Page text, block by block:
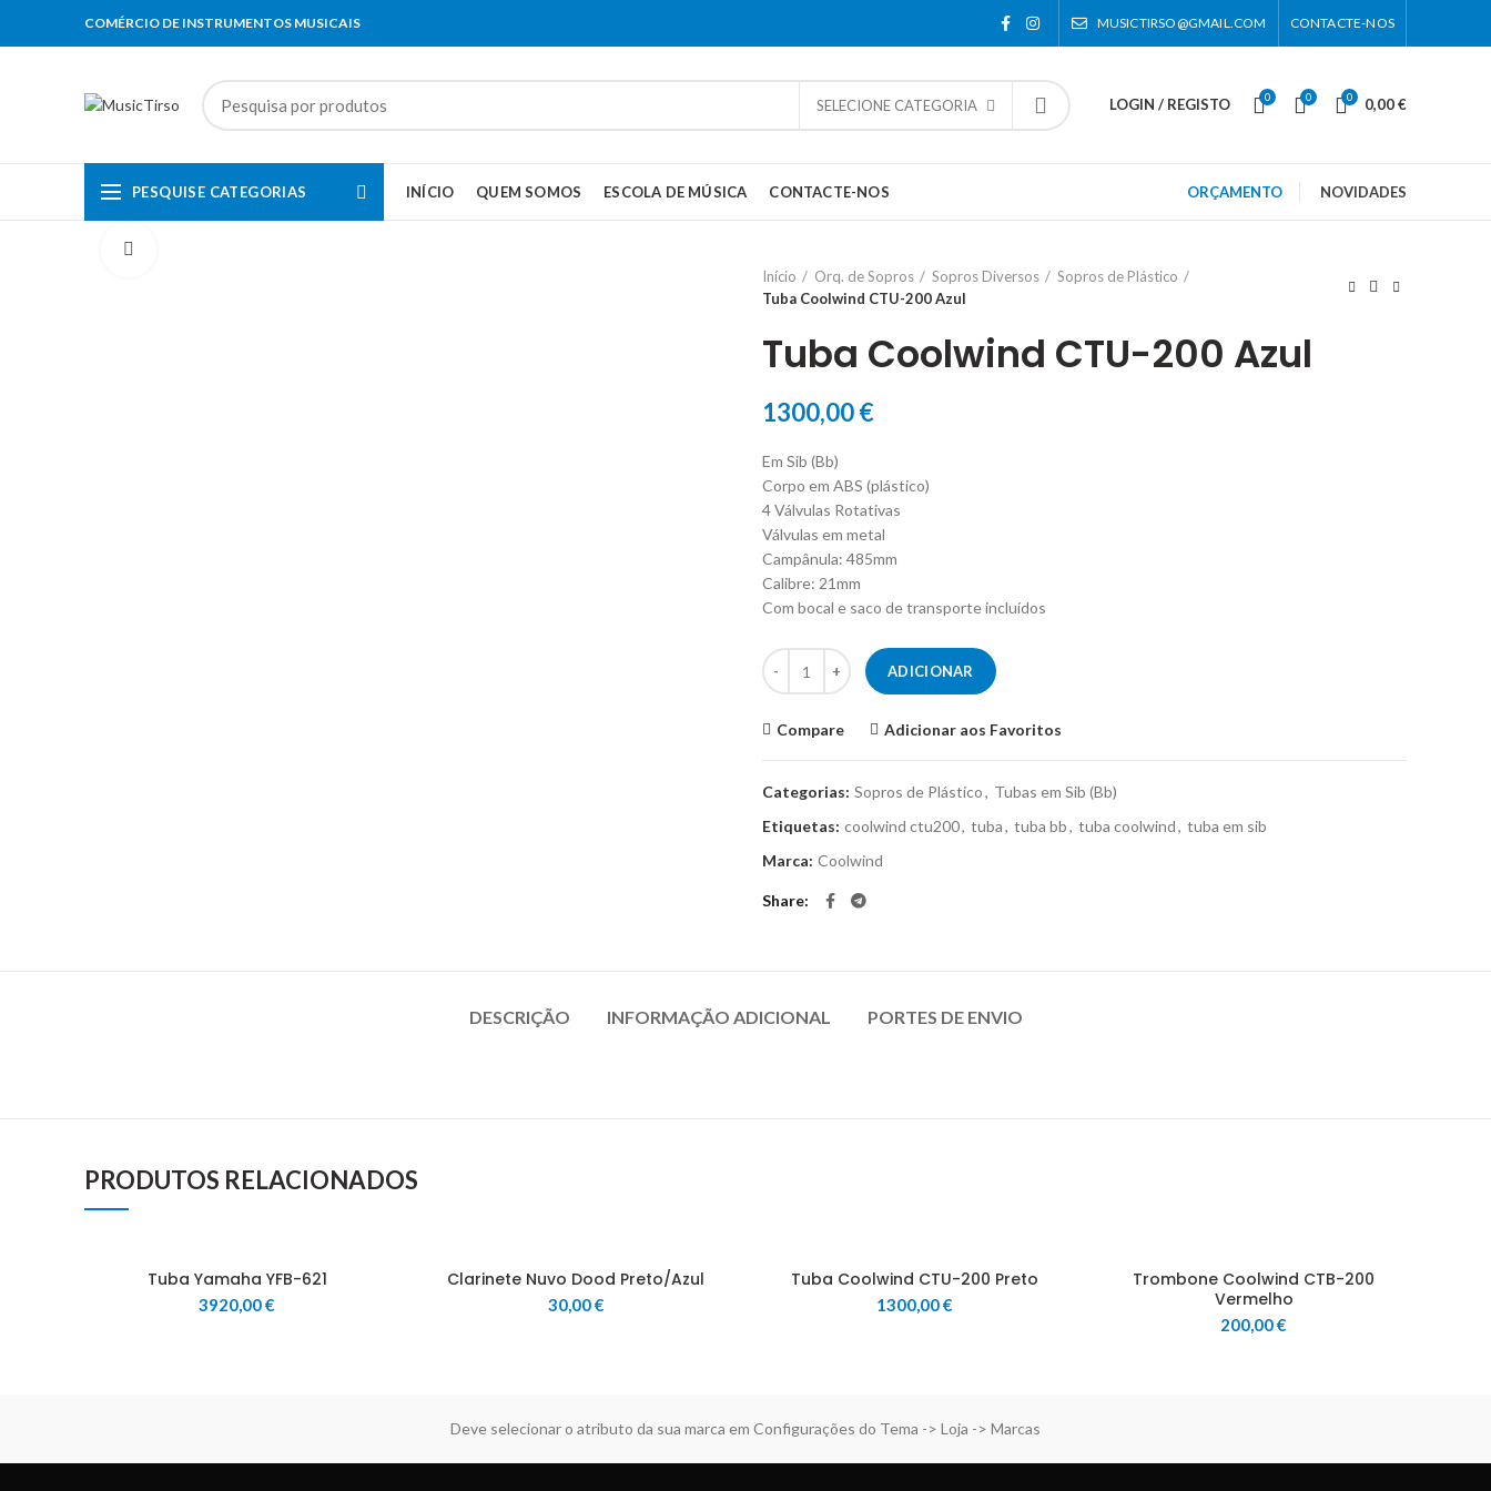
COMÉRCIO DE INSTRUMENTOS MUSICAIS MUSICTIRSO@GMAIL.COM CONTACTE-NOS
SELECIONE CATEGORIA LOGIN / REGISTO 0 0 0 0,00€
PESQUISE CATEGORIAS INÍCIO QUEM SOMOS ESCOLA DE MÚSICA CONTACTE-NOS ORÇAMENTO NOVIDADES
Início
Orq. de Sopros Sopros Diversos
Sopros de Plástico
Tuba Coolwind CTU-200 Azul
Tuba Coolwind CTU-200 Azul
1300,00€
Em Sib (Bb)
Corpo em ABS (plástico)
4 Válvulas Rotativas
Válvulas em metal
Campânula: 485mm
Calibre: 21mm
Com bocal e saco de transporte incluídos
Quantidade de Tuba Coolwind CTU-200 Azul
ADICIONAR
Compare Adicionar aos Favoritos
Categorias: Sopros de Plástico, Tubas em Sib (Bb)
Etiquetas: coolwind ctu200, tuba, tuba bb, tuba coolwind, tuba em sib
Marca: Coolwind
Share
DESCRIÇÃO INFORMAÇÃO ADICIONAL PORTES DE ENVIO
PRODUTOS RELACIONADOS
Tuba Yamaha YFB-621
3920,00€
Clarinete Nuvo Dood Preto/Azul
30,00€
Tuba Coolwind CTU-200 Preto
1300,00€
Trombone Coolwind CTB-200
Vermelho
200,00€
Deve selecionar o atributo da sua marca em Configurações do Tema -> Loja -> Marcas